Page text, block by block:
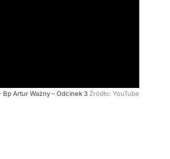
Artur Ważny – Odcinek 3 Źródło: YouTube